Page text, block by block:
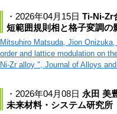
・2026年04月15日 Ti-Ni-Zr
短範囲規則相と格子変調の
Mitsuhiro Matsuda, Jion
order and lattice modulation on
Ni-Zr alloy ", Journal of Alloys
・2026年04月08日 永田 美
未来材料・システム研究